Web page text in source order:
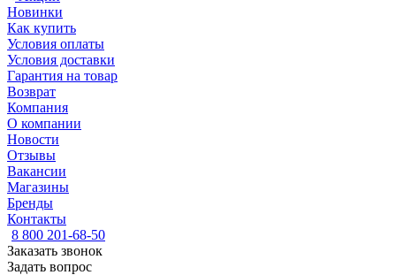
Новинки
Как купить
Условия оплаты
Условия доставки
Гарантия на товар
Возврат
Компания
О компании
Новости
Отзывы
Вакансии
Магазины
Бренды
Контакты
8 800 201-68-50
Заказать звонок
Задать вопрос